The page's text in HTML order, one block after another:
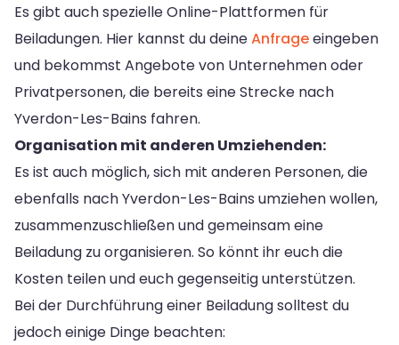
Es gibt auch spezielle Online-Plattformen für
Beiladungen. Hier kannst du deineAnfrageeingeben
und bekommst Angebote von Unternehmen oder
Privatpersonen, die bereits eine Strecke nach
Yverdon-Les-Bains fahren.
Organisation mit anderen Umziehenden:
Es ist auch möglich, sich mit anderen Personen, die
ebenfalls nach Yverdon-Les-Bains umziehen wollen,
zusammenzuschließen und gemeinsam eine
Beiladung zu organisieren. So könnt ihr euch die
Kosten teilen und euch gegenseitig unterstützen.
Bei der Durchführung einer Beiladung solltest du
jedoch einige Dinge beachten: